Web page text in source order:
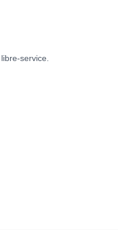
service.